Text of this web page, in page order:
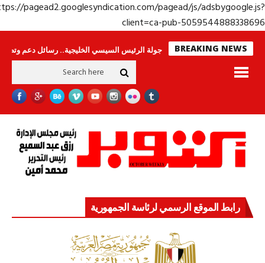
https://pagead2.googlesyndication.com/pagead/js/
client=ca-pub-
BREAKING NEWS
لا ينامون جولة الرئيس السيسي الخليجية.. رسائل دعم وتضامن للأشقاء
رابط الموقع الرسمي لرئاسة الجمهورية